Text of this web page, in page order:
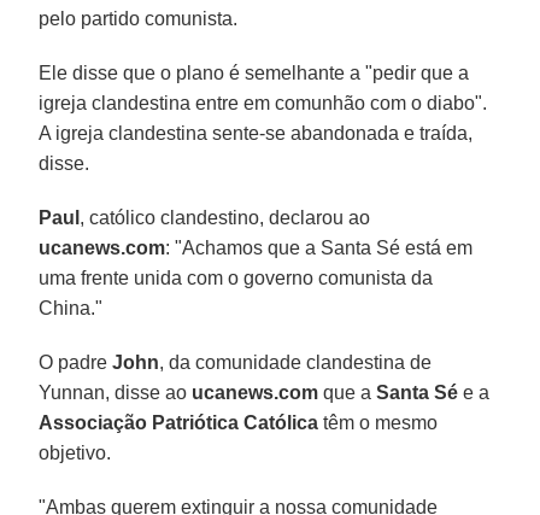
pelo partido comunista.
Ele disse que o plano é semelhante a "pedir que a
igreja clandestina entre em comunhão com o diabo".
A igreja clandestina sente-se abandonada e traída,
disse.
Paul , católico clandestino, declarou ao
ucanews.com: "Achamos que a Santa Sé está em
uma frente unida com o governo comunista da
China."
O padreJohn, da comunidade clandestina de
Yunnan, disse ao ucanews.com que a Santa Sé e a
Associação Patriótica Católica têm o mesmo
objetivo.
"Ambas querem extinguir a nossa comunidade